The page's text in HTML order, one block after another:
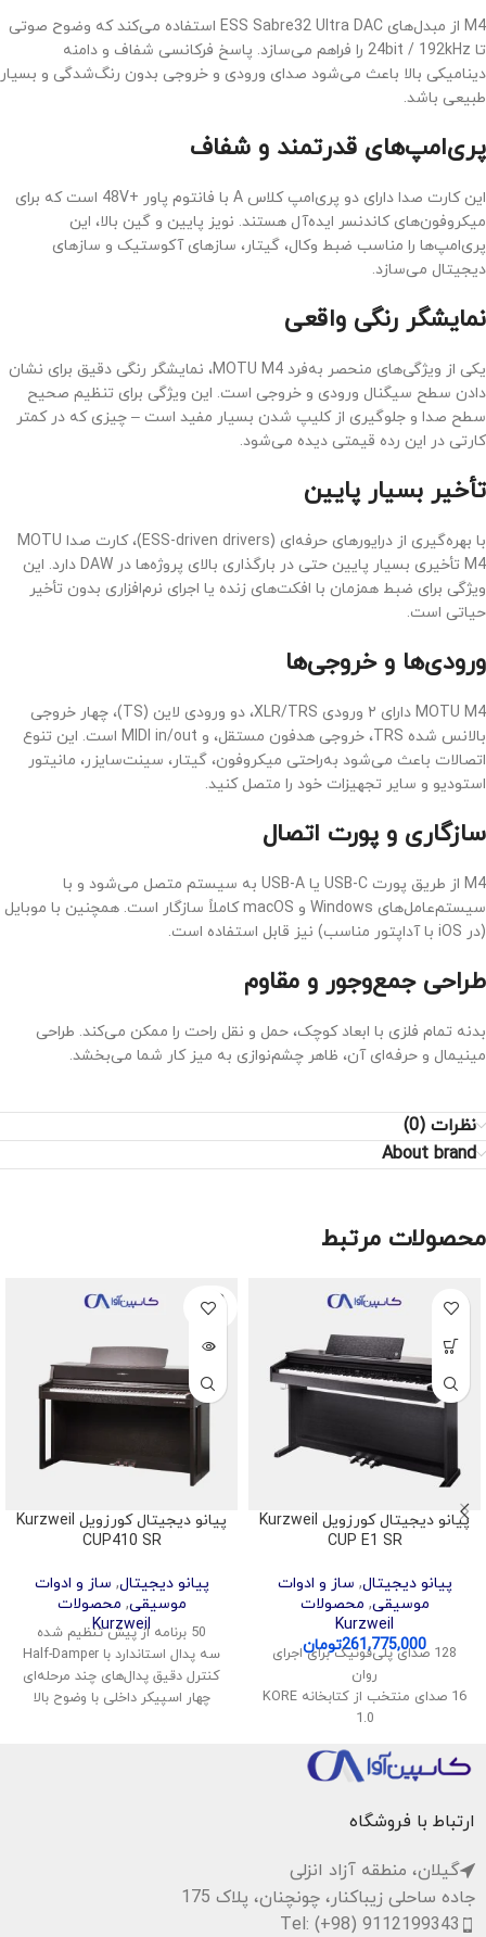
M4 از مبدل‌های ESS Sabre32 Ultra DAC استفاده می‌کند که وضوح صوتی
تا 24bit / 192kHz را فراهم می‌سازد. پاسخ فرکانسی شفاف و دامنه
دینامیکی بالا باعث می‌شود صدای ورودی و خروجی بدون رنگ‌شدگی و بسیار
طبیعی باشد.
پری‌امپ‌های قدرتمند و شفاف
این کارت صدا دارای دو پری‌امپ کلاس A با فانتوم پاور +48V است که برای
میکروفون‌های کاندنسر ایده‌آل هستند. نویز پایین و گین بالا، این
پری‌امپ‌ها را مناسب ضبط وکال، گیتار، سازهای آکوستیک و سازهای
دیجیتال می‌سازد.
نمایشگر رنگی واقعی
یکی از ویژگی‌های منحصر به‌فرد MOTU M4، نمایشگر رنگی دقیق برای نشان
دادن سطح سیگنال ورودی و خروجی است. این ویژگی برای تنظیم صحیح
سطح صدا و جلوگیری از کلیپ شدن بسیار مفید است – چیزی که در کمتر
کارتی در این رده قیمتی دیده می‌شود.
تأخیر بسیار پایین
با بهره‌گیری از درایورهای حرفه‌ای (ESS-driven drivers)، کارت صدا MOTU
M4 تأخیری بسیار پایین حتی در بارگذاری بالای پروژه‌ها در DAW دارد. این
ویژگی برای ضبط همزمان با افکت‌های زنده یا اجرای نرم‌افزاری بدون تأخیر
حیاتی است.
ورودی‌ها و خروجی‌ها
MOTU M4 دارای ۲ ورودی XLR/TRS، دو ورودی لاین (TS)، چهار خروجی
بالانس شده TRS، خروجی هدفون مستقل، و MIDI in/out است. این تنوع
اتصالات باعث می‌شود به‌راحتی میکروفون، گیتار، سینت‌سایزر، مانیتور
استودیو و سایر تجهیزات خود را متصل کنید.
سازگاری و پورت اتصال
M4 از طریق پورت USB-C یا USB-A به سیستم متصل می‌شود و با
سیستم‌عامل‌های Windows و macOS کاملاً سازگار است. همچنین با موبایل
(در iOS با آداپتور مناسب) نیز قابل استفاده است.
طراحی جمع‌وجور و مقاوم
بدنه تمام فلزی با ابعاد کوچک، حمل و نقل راحت را ممکن می‌کند. طراحی
مینیمال و حرفه‌ای آن، ظاهر چشم‌نوازی به میز کار شما می‌بخشد.
نظرات (0)
About brand
محصولات مرتبط
پیانو دیجیتال کورزویل Kurzweil
CUP E1 SR
پیانو دیجیتال, ساز و ادوات
موسیقی, محصولات
Kurzweil
261,775,000تومان
128 صدای پلی‌فونیک برای اجرای
روان
16 صدای منتخب از کتابخانه KORE
1.0
اتصال بی‌سیم صدا و MIDI
پشتیبانی از USB Audio و MIDI
وات
SOLD
OUT
پیانو دیجیتال کورزویل Kurzweil
CUP410 SR
پیانو دیجیتال, ساز و ادوات
موسیقی, محصولات
Kurzweil
50 برنامه از پیش تنظیم شده
سه پدال استاندارد با Half-Damper
کنترل دقیق پدال‌های چند مرحله‌ای
چهار اسپیکر داخلی با وضوح بالا
ارتباط با فروشگاه
گیلان، منطقه آزاد انزلی
جاده ساحلی زیباکنار، چونچنان، پلاک 175
Tel: (+98) 9112199343